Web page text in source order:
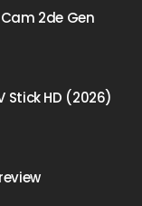
2de Gen
Stick HD (2026)